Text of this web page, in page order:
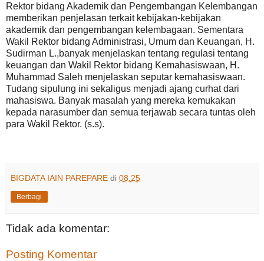
Rektor bidang Akademik dan Pengembangan Kelembangan
memberikan penjelasan terkait kebijakan-kebijakan
akademik dan pengembangan kelembagaan. Sementara
Wakil Rektor bidang Administrasi, Umum dan Keuangan, H.
Sudirman L.,banyak menjelaskan tentang regulasi tentang
keuangan dan Wakil Rektor bidang Kemahasiswaan, H.
Muhammad Saleh menjelaskan seputar kemahasiswaan.
Tudang sipulung ini sekaligus menjadi ajang curhat dari
mahasiswa. Banyak masalah yang mereka kemukakan
kepada narasumber dan semua terjawab secara tuntas oleh
para Wakil Rektor. (s.s).
BIGDATA IAIN PAREPARE di 08.25
Berbagi
Tidak ada komentar:
Posting Komentar